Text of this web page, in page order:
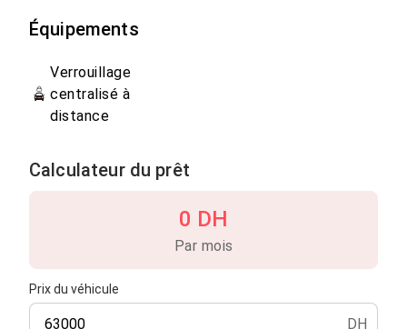
Équipements
Verrouillage
centralisé à
distance
Calculateur du prêt
Prix du véhicule
DH
0 DH
Par mois